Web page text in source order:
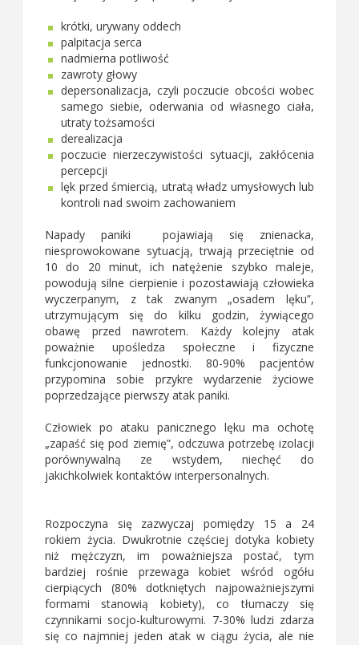
krótki, urywany oddech
palpitacja serca
nadmierna potliwość
zawroty głowy
depersonalizacja, czyli poczucie obcości wobec
samego siebie, oderwania od własnego ciała,
utraty tożsamości
derealizacja
poczucie nierzeczywistości sytuacji, zakłócenia
percepcji
lęk przed śmiercią, utratą władz umysłowych lub
kontroli nad swoim zachowaniem
Napady paniki pojawiają się znienacka,
niesprowokowane sytuacją, trwają przeciętnie od
10 do 20 minut, ich natężenie szybko maleje,
powodują silne cierpienie i pozostawiają człowieka
wyczerpanym, z tak zwanym „osadem lęku”,
utrzymującym się do kilku godzin, żywiącego
obawę przed nawrotem. Każdy kolejny atak
poważnie upośledza społeczne i fizyczne
funkcjonowanie jednostki. 80-90% pacjentów
przypomina sobie przykre wydarzenie życiowe
poprzedzające pierwszy atak paniki.
Człowiek po ataku panicznego lęku ma ochotę
„zapaść się pod ziemię”, odczuwa potrzebę izolacji
porównywalną ze wstydem, niechęć do
jakichkolwiek kontaktów interpersonalnych.
Rozpoczyna się zazwyczaj pomiędzy 15 a 24
rokiem życia. Dwukrotnie częściej dotyka kobiety
niż mężczyzn, im poważniejsza postać, tym
bardziej rośnie przewaga kobiet wśród ogółu
cierpiących (80% dotkniętych najpoważniejszymi
formami stanowią kobiety), co tłumaczy się
czynnikami socjo-kulturowymi. 7-30% ludzi zdarza
się co najmniej jeden atak w ciągu życia, ale nie